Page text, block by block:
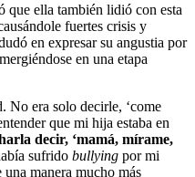
que ella también lidió con esta
fuertes crisis y
en expresar su angustia por
en una etapa
No era solo decirle, ‘come
que mi hija estaba en
decir, ‘mamá, mírame,
sufrido bullying por mi
manera mucho más